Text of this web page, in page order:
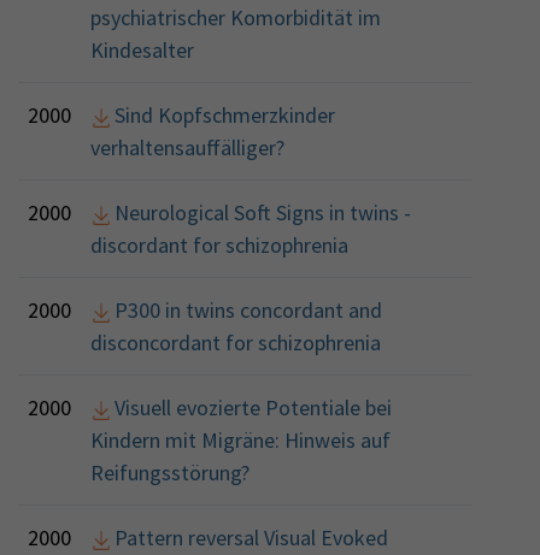
psychiatrischer Komorbidität im
Kindesalter
2000
Sind Kopfschmerzkinder
verhaltensauffälliger?
2000
Neurological Soft Signs in twins -
discordant for schizophrenia
2000
P300 in twins concordant and
disconcordant for schizophrenia
2000
Visuell evozierte Potentiale bei
Kindern mit Migräne: Hinweis auf
Reifungsstörung?
2000
Pattern reversal Visual Evoked